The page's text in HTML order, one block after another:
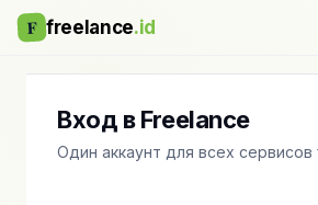
F freelance.id
Вход в Freelance
Один аккаунт для всех сервисов